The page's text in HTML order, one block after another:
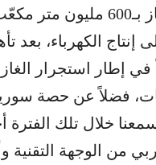
الكهرباء، بعد
أن وقّع عام 2022 اتفاقاً في
فضلاً عن حصة
خلال تلك الفترة
من الوجهة التقنية